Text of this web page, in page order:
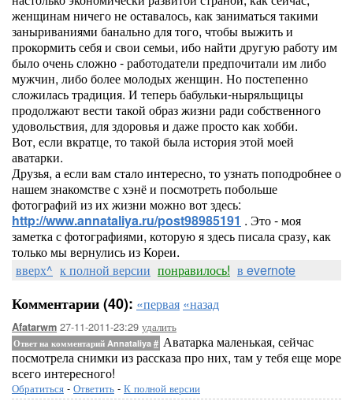
женщинам ничего не оставалось, как заниматься такими
заныриваниями банально для того, чтобы выжить и
прокормить себя и свои семьи, ибо найти другую работу им
было очень сложно - работодатели предпочитали им либо
мужчин, либо более молодых женщин. Но постепенно
сложилась традиция. И теперь бабульки-ныряльщицы
продолжают вести такой образ жизни ради собственного
удовольствия, для здоровья и даже просто как хобби.
Вот, если вкратце, то такой была история этой моей
аватарки.
Друзья, а если вам стало интересно, то узнать поподробнее о
нашем знакомстве с хэнё и посмотреть побольше
фотографий из их жизни можно вот здесь:
http://www.annataliya.ru/post98985191 . Это - моя
заметка с фотографиями, которую я здесь писала сразу, как
только мы вернулись из Кореи.
вверх^ к полной версии понравилось! в evernote
Комментарии (40): «первая «назад
Afatarwm 27-11-2011-23:29 удалить
Ответ на комментарий Annataliya # Аватарка маленькая, сейчас
посмотрела снимки из рассказа про них, там у тебя еще море
всего интересного!
Обратиться - Ответить - К полной версии